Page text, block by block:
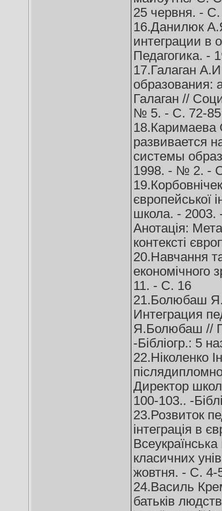
25 червня. -
16.Данилюк
интеграции в
Педагогика. -
17.Галаган
образования:
Галаган //
№ 5. - C. 72-85
18.Каримаева
развивается
системы
1998. - № 2. -
європейської
школа. - 2003.
Анотація:
контексті
20.Навчання
11. - C. 16
21.Болюбаш
Интеграция
Я.Болюбаш //
-Бібліогр.: 5
22.Ніколенко
Директор
100-103.. -
23.Розвиток
інтеграція в
Всеукраїнська
класичних
жовтня. - C. 4-
24.Василь
батьків